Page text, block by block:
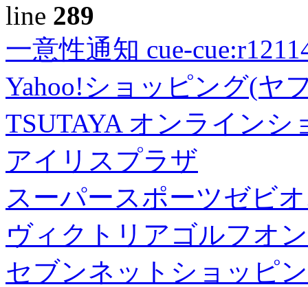
line 289
一意性通知 cue-
Yahoo!ショッピング(ヤ
TSUTAYA オンラインシ
アイリスプラザ
スーパースポーツゼビ
ヴィクトリアゴルフオ
セブンネットショッピ